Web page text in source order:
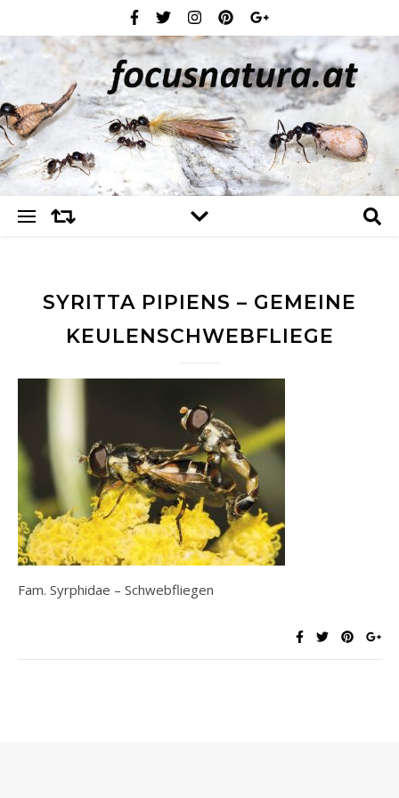
SYRITTA PIPIENS – GEMEINE
KEULENSCHWEBFLIEGE
Fam. Syrphidae – Schwebfliegen